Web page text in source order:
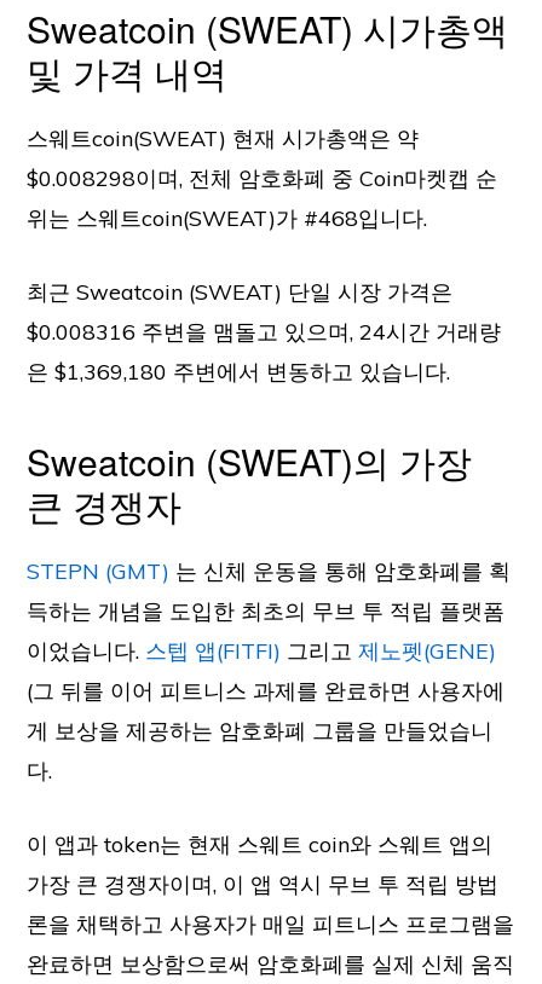
Sweatcoin (SWEAT) 시가총액
및 가격 내역
스웨트coin(SWEAT) 현재 시가총액은 약
$0.008298이며, 전체 암호화폐 중 Coin마켓캡 순
위는 스웨트coin(SWEAT)가 #468입니다.
최근 Sweatcoin (SWEAT) 단일 시장 가격은
$0.008316 주변을 맴돌고 있으며, 24시간 거래량
은 $1,369,180 주변에서 변동하고 있습니다.
Sweatcoin (SWEAT)의 가장
큰 경쟁자
STEPN (GMT) 는 신체 운동을 통해 암호화폐를 획
득하는 개념을 도입한 최초의 무브 투 적립 플랫폼
이었습니다. 스텝 앱(FITFI) 그리고제노펫(GENE)
(그 뒤를 이어 피트니스 과제를 완료하면 사용자에
게 보상을 제공하는 암호화폐 그룹을 만들었습니
다.
이 앱과 token는 현재 스웨트 coin와 스웨트 앱의
가장 큰 경쟁자이며, 이 앱 역시 무브 투 적립 방법
론을 채택하고 사용자가 매일 피트니스 프로그램을
완료하면 보상함으로써 암호화폐를 실제 신체 움직